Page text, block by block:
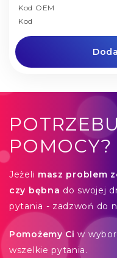
Kod OEM
Kod
POMOCY?
Jeżeli masz problem
czy bębna do swojej
pytania - zadzwoń do
Pomożemy Ci w
wszelkie pytania.